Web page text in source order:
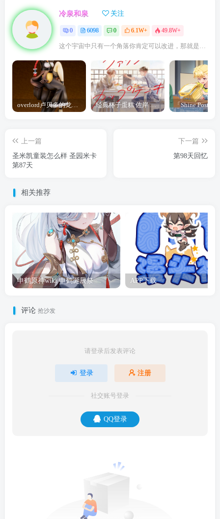
冷泉和泉 关注
0 6098 0 6.1W+ 49.8W+
经典杯子蛋糕 佐岸 漫画「经典杯子蛋糕」宣布真人日剧化
上一篇
圣米凯童装怎么样 圣园米卡
第87天
下一篇
第98天回忆
相关推荐
申鹤原神wiki 申鹤诞辰祭 APP下载
评论 抢沙发
请登录后发表评论
登录 注册
社交账号登录
QQ登录